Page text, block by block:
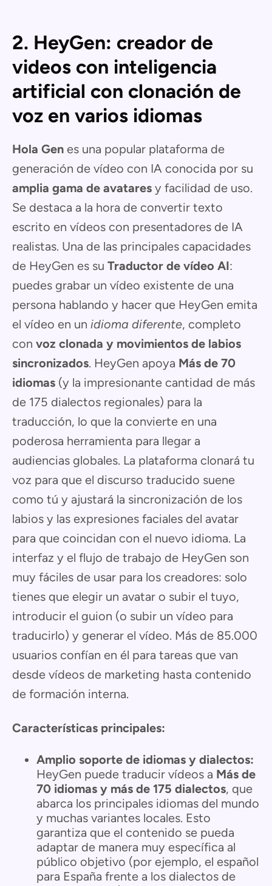
2. HeyGen: creador de
videos con inteligencia
artificial con clonación de
voz en varios idiomas
Hola Gen es una popular plataforma de
generación de vídeo con IA conocida por su
amplia gama de avatares y facilidad de uso.
Se destaca a la hora de convertir texto
escrito en vídeos con presentadores de IA
realistas. Una de las principales capacidades
de HeyGen es su Traductor de vídeo AI:
puedes grabar un vídeo existente de una
persona hablando y hacer que HeyGen emita
el vídeo en un idioma diferente, completo
con voz clonada y movimientos de labios
sincronizados. HeyGen apoya Más de 70
idiomas (y la impresionante cantidad de más
de 175 dialectos regionales) para la
traducción, lo que la convierte en una
poderosa herramienta para llegar a
audiencias globales. La plataforma clonará tu
voz para que el discurso traducido suene
como tú y ajustará la sincronización de los
labios y las expresiones faciales del avatar
para que coincidan con el nuevo idioma. La
interfaz y el flujo de trabajo de HeyGen son
muy fáciles de usar para los creadores: solo
tienes que elegir un avatar o subir el tuyo,
introducir el guion (o subir un vídeo para
traducirlo) y generar el vídeo. Más de 85.000
usuarios confían en él para tareas que van
desde vídeos de marketing hasta contenido
de formación interna.
Características principales:
Amplio soporte de idiomas y dialectos:
HeyGen puede traducir vídeos a Más de
70 idiomas y más de 175 dialectos, que
abarca los principales idiomas del mundo
y muchas variantes locales. Esto
garantiza que el contenido se pueda
adaptar de manera muy específica al
público objetivo (por ejemplo, el español
para España frente a los dialectos de